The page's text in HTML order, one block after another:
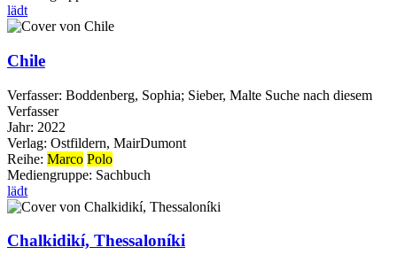
lädt
Chile
Verfasser: Boddenberg, Sophia; Sieber, Malte Suche nach diesem
Verfasser
Jahr: 2022
Verlag: Ostfildern, MairDumont
Reihe: Marco Polo
Mediengruppe: Sachbuch
lädt
Chalkidikí, Thessaloníki